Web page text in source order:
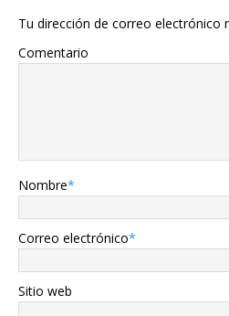
Tu dirección de correo electrónico
Comentario
Nombre*
Correo electrónico*
Sitio web